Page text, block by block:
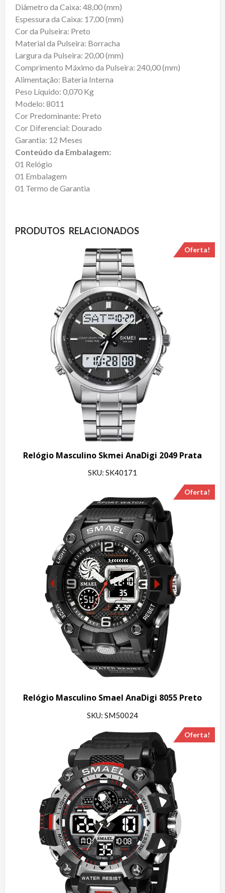
Diâmetro da Caixa: 48,00 (mm)
Espessura da Caixa: 17,00 (mm)
Cor da Pulseira: Preto
Material da Pulseira: Borracha
Largura da Pulseira: 20,00 (mm)
Comprimento Máximo da Pulseira: 240,00 (mm)
Alimentação: Bateria Interna
Peso Líquido: 0,070 Kg
Modelo: 8011
Cor Predominante: Preto
Cor Diferencial: Dourado
Garantia: 12 Meses
Conteúdo da Embalagem:
01 Relógio
01 Embalagem
01 Termo de Garantia
PRODUTOS RELACIONADOS
Oferta!
Relógio Masculino Skmei AnaDigi 2049 Prata
SKU: SK40171
Oferta!
Relógio Masculino Smael AnaDigi 8055 Preto
SKU: SM50024
Oferta!